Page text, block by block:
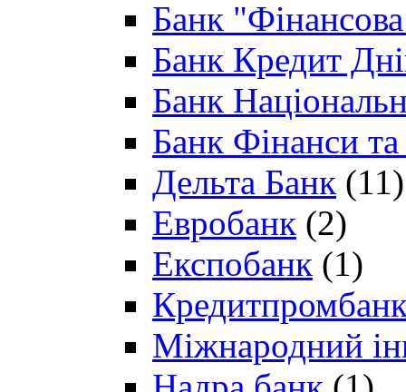
Банк "Фінансова
Банк Кредит
Банк
Банк Фінанси
Дельта Банк (11)
Евробанк (2)
Експобанк (1)
Міжнародний